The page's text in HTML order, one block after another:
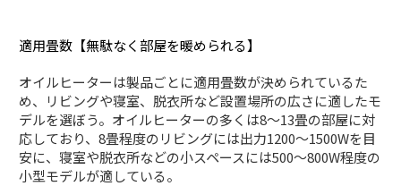
適用畳数【無駄なく部屋を暖められる】
オイルヒーターは製品ごとに適用畳数が決められているた
め、リビングや寝室、脱衣所など設置場所の広さに適したモ
デルを選ぼう。オイルヒーターの多くは8～13畳の部屋に対
応しており、8畳程度のリビングには出力1200～1500Wを目
安に、寝室や脱衣所などの小スペースには500～800W程度の
小型モデルが適している。